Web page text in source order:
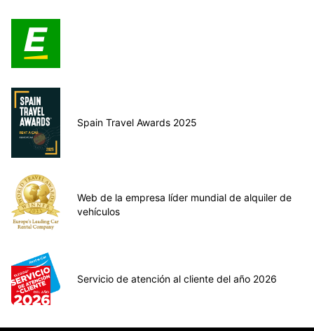
Spain Travel Awards 2025
Web de la empresa líder mundial de alquiler de
vehículos
Servicio de atención al cliente del año 2026